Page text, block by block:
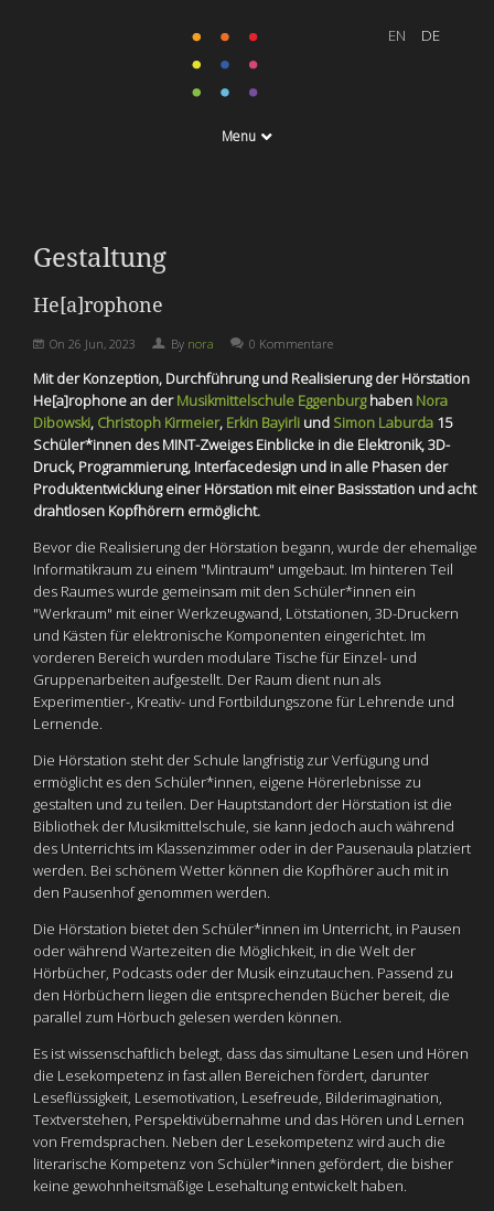
Menu
Gestaltung
He[a]rophone
On 26 Jun, 2023 By nora 0 Kommentare
Mit der Konzeption, Durchführung und Realisierung der Hörstation
He[a]rophone an derMusikmittelschule Eggenburghaben Nora
Dibowski, Christoph Kirmeier, Erkin Bayirli und Simon Laburda 15
Schüler*innen des MINT-Zweiges Einblicke in die Elektronik, 3D-
Druck, Programmierung, Interfacedesign und in alle Phasen der
Produktentwicklung einer Hörstation mit einer Basisstation und acht
drahtlosen Kopfhörern ermöglicht.
Bevor die Realisierung der Hörstation begann, wurde der ehemalige
Informatikraum zu einem "Mintraum" umgebaut. Im hinteren Teil
des Raumes wurde gemeinsam mit den Schüler*innen ein
"Werkraum" mit einer Werkzeugwand, Lötstationen, 3D-Druckern
und Kästen für elektronische Komponenten eingerichtet. Im
vorderen Bereich wurden modulare Tische für Einzel- und
Gruppenarbeiten aufgestellt. Der Raum dient nun als
Experimentier-, Kreativ- und Fortbildungszone für Lehrende und
Lernende.
Die Hörstation steht der Schule langfristig zur Verfügung und
ermöglicht es den Schüler*innen, eigene Hörerlebnisse zu
gestalten und zu teilen. Der Hauptstandort der Hörstation ist die
Bibliothek der Musikmittelschule, sie kann jedoch auch während
des Unterrichts im Klassenzimmer oder in der Pausenaula platziert
werden. Bei schönem Wetter können die Kopfhörer auch mit in
den Pausenhof genommen werden.
Die Hörstation bietet den Schüler*innen im Unterricht, in Pausen
oder während Wartezeiten die Möglichkeit, in die Welt der
Hörbücher, Podcasts oder der Musik einzutauchen. Passend zu
den Hörbüchern liegen die entsprechenden Bücher bereit, die
parallel zum Hörbuch gelesen werden können.
Es ist wissenschaftlich belegt, dass das simultane Lesen und Hören
die Lesekompetenz in fast allen Bereichen fördert, darunter
Leseflüssigkeit, Lesemotivation, Lesefreude, Bilderimagination,
Textverstehen, Perspektivübernahme und das Hören und Lernen
von Fremdsprachen. Neben der Lesekompetenz wird auch die
literarische Kompetenz von Schüler*innen gefördert, die bisher
keine gewohnheitsmäßige Lesehaltung entwickelt haben.